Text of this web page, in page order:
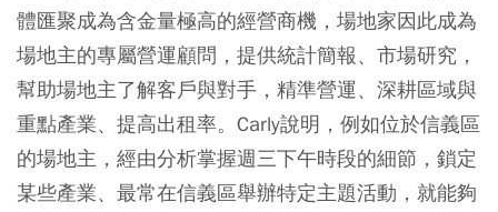
體匯聚成為含金量極高的經營商機，場地家因此成為
場地主的專屬營運顧問，提供統計簡報、市場研究，
幫助場地主了解客戶與對手，精準營運、深耕區域與
重點產業、提高出租率。Carly說明，例如位於信義區
的場地主，經由分析掌握週三下午時段的細節，鎖定
某些產業、最常在信義區舉辦特定主題活動，就能夠